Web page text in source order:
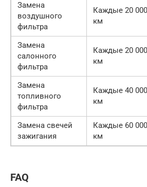
Замена
воздушного
фильтра
Каждые 20 000
км
Замена
салонного
фильтра
Каждые 20 000
км
Замена
топливного
фильтра
Каждые 40 000
км
Замена свечей
зажигания
Каждые 60 000
км
FAQ